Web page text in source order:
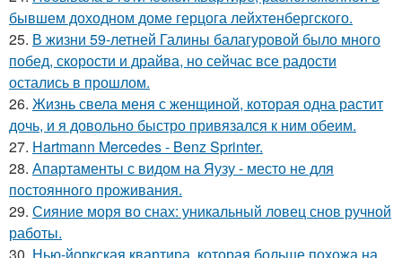
бывшем доходном доме герцога лейхтенбергского.
25. В жизни 59-летней Галины балагуровой было много
побед, скорости и драйва, но сейчас все радости
остались в прошлом.
26. Жизнь свела меня с женщиной, которая одна растит
дочь, и я довольно быстро привязался к ним обеим.
27. Hartmann Mercedes - Benz Sprinter.
28. Апартаменты с видом на Яузу - место не для
постоянного проживания.
29. Сияние моря во снах: уникальный ловец снов ручной
работы.